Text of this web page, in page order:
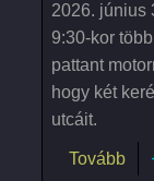
2026. június
9:30-kor
pattant
hogy két
utcáit.
Tovább